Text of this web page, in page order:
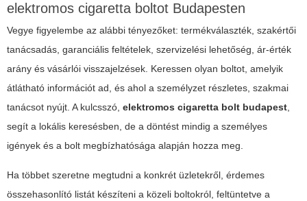
elektromos cigaretta boltot Budapesten
Vegye figyelembe az alábbi tényezőket: termékválaszték, szakértői
tanácsadás, garanciális feltételek, szervizelési lehetőség, ár-érték
arány és vásárlói visszajelzések. Keressen olyan boltot, amelyik
átlátható információt ad, és ahol a személyzet részletes, szakmai
tanácsot nyújt. A kulcsszó, elektromos cigaretta bolt budapest
segít a lokális keresésben, de a döntést mindig a személyes
igények és a bolt megbízhatósága alapján hozza meg.
Ha többet szeretne megtudni a konkrét üzletekről, érdemes
összehasonlító listát készíteni a közeli boltokról, feltüntetve a